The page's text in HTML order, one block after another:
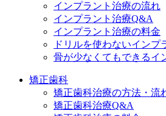
インプラント治療の流れ
インプラント治療Q&A
インプラント治療の料金
ドリルを使わないインプ
骨が少なくてもできるイ
矯正歯科
矯正歯科治療の方法・流
矯正歯科治療Q&A